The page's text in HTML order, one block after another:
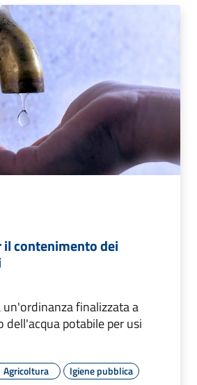
il contenimento dei
un'ordinanza finalizzata a
potabile per usi
Agricoltura
Igiene pubblica